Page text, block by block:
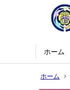
ホーム
ホーム